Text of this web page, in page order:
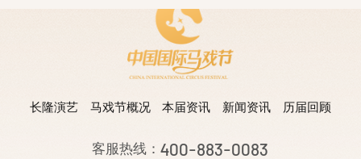
长隆演艺 马戏节概况 本届资讯 新闻资讯 历届回顾
客服热线：400-883-0083